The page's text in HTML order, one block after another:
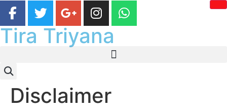
Tira Triyana
Disclaimer